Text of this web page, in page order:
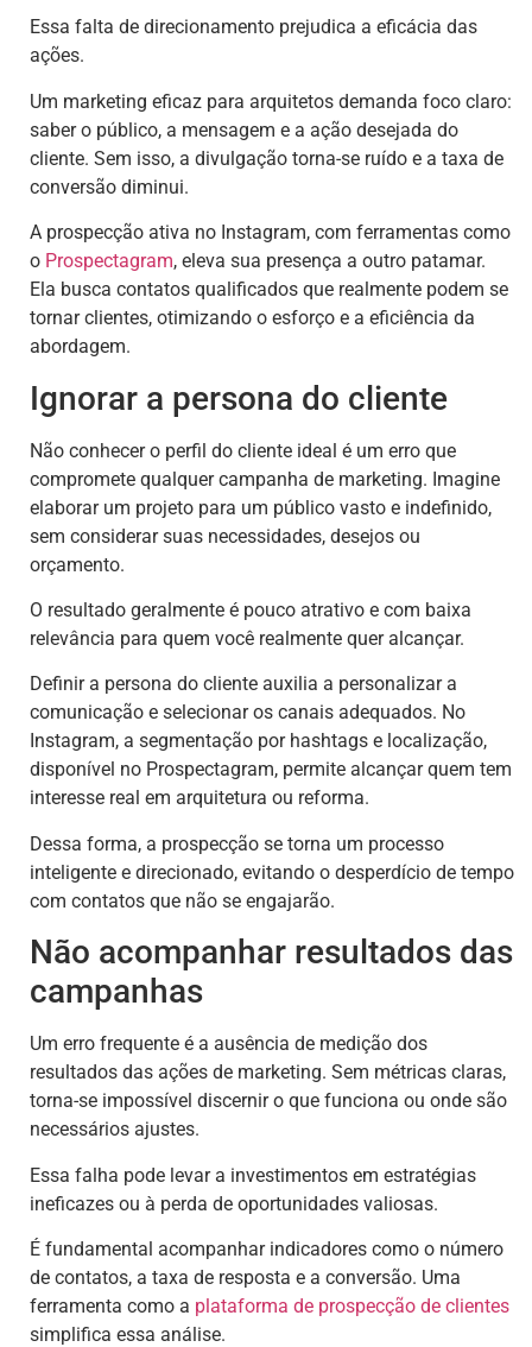
Essa falta de direcionamento prejudica a eficácia das
ações.
Um marketing eficaz para arquitetos demanda foco claro:
saber o público, a mensagem e a ação desejada do
cliente. Sem isso, a divulgação torna-se ruído e a taxa de
conversão diminui.
A prospecção ativa no Instagram, com ferramentas como
o Prospectagram, eleva sua presença a outro patamar.
Ela busca contatos qualificados que realmente podem se
tornar clientes, otimizando o esforço e a eficiência da
abordagem.
Ignorar a persona do cliente
Não conhecer o perfil do cliente ideal é um erro que
compromete qualquer campanha de marketing. Imagine
elaborar um projeto para um público vasto e indefinido,
sem considerar suas necessidades, desejos ou
orçamento.
O resultado geralmente é pouco atrativo e com baixa
relevância para quem você realmente quer alcançar.
Definir a persona do cliente auxilia a personalizar a
comunicação e selecionar os canais adequados. No
Instagram, a segmentação por hashtags e localização,
disponível no Prospectagram, permite alcançar quem tem
interesse real em arquitetura ou reforma.
Dessa forma, a prospecção se torna um processo
inteligente e direcionado, evitando o desperdício de tempo
com contatos que não se engajarão.
Não acompanhar resultados das
campanhas
Um erro frequente é a ausência de medição dos
resultados das ações de marketing. Sem métricas claras,
torna-se impossível discernir o que funciona ou onde são
necessários ajustes.
Essa falha pode levar a investimentos em estratégias
ineficazes ou à perda de oportunidades valiosas.
É fundamental acompanhar indicadores como o número
de contatos, a taxa de resposta e a conversão. Uma
ferramenta como a plataforma de prospecção de clientes
simplifica essa análise.